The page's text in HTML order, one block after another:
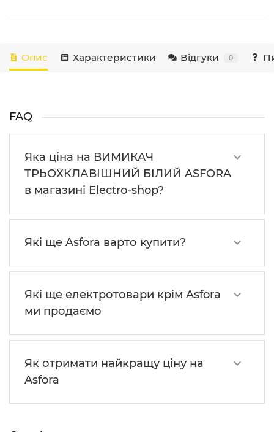
Опис Характеристики Відгуки 0
FAQ
Яка ціна на ВИМИКАЧ
ТРЬОХКЛАВІШНИЙ БІЛИЙ ASFORA
в магазині Electro-shop?
Які ще Asfora варто купити?
Які ще електротовари крім Asfora
ми продаємо
Як отримати найкращу ціну на
Asfora